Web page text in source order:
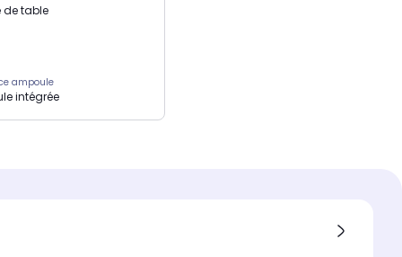
de table
ampoule
intégrée